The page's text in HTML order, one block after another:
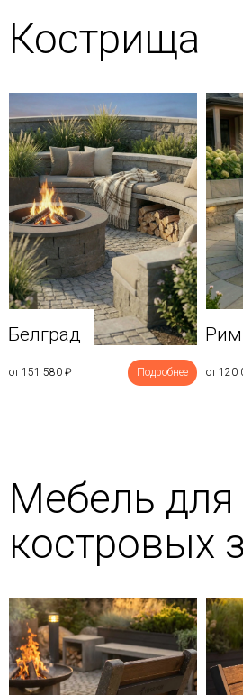
Кострища
Белград
от 151 580 ₽ Подробнее
Рим
от 120
Мебель для
костровых